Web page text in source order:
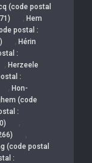
(code postal
, Hem
postal :
, Hérin
:
, Herzeele
:
, Hon-
(code
:
,
,
(code postal
: